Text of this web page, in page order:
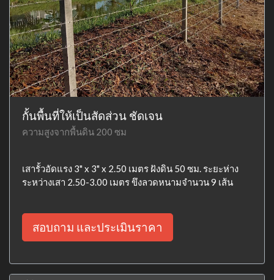
กั้นพื้นที่ให้เป็นสัดส่วน ชัดเจน
ความสูงจากพื้นดิน 200 ซม
เสารั้วอัดแรง 3" x 3" x 2.50 เมตร ฝังดิน 50 ซม. ระยะห่าง
ระหว่างเสา 2.50-3.00 เมตร ขึงลวดหนามจำนวน 9 เส้น
สอบถาม และประเมินราคา